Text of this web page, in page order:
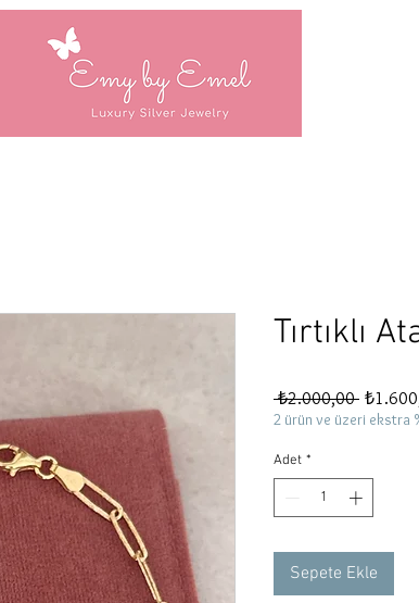
Tırtıklı
₺2.000,00 Normal
Fiyat
2 ürün ve üzeri ekstra
Adet *
Sepete Ekle